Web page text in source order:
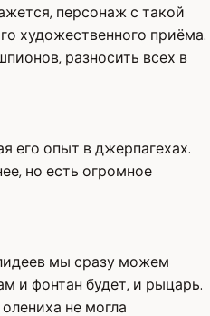
персонаж с такой
художественного приёма.
разносить всех в
его опыт в джерпагехах.
но есть огромное
мы сразу можем
и фонтан будет, и рыцарь.
не могла